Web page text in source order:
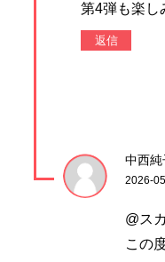
第4弾も楽し
返信
中西純
2026-
@ス
この